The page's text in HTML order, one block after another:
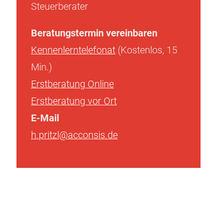
Steuerberater
Beratungstermin vereinbaren
Kennenlerntelefonat (Kostenlos, 15
Min.)
Erstberatung Online
Erstberatung vor Ort
E-Mail
h.pritzl@acconsis.de